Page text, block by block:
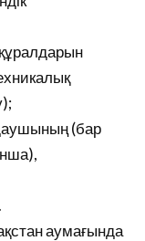
(бар
аумағында